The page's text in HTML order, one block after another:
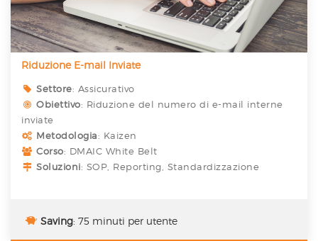
Riduzione E-mail Inviate
Settore: Assicurativo
Obiettivo: Riduzione del numero di e-mail interne
inviate
Metodologia: Kaizen
Corso: DMAIC White Belt
Soluzioni: SOP, Reporting, Standardizzazione
Saving: 75 minuti per utente